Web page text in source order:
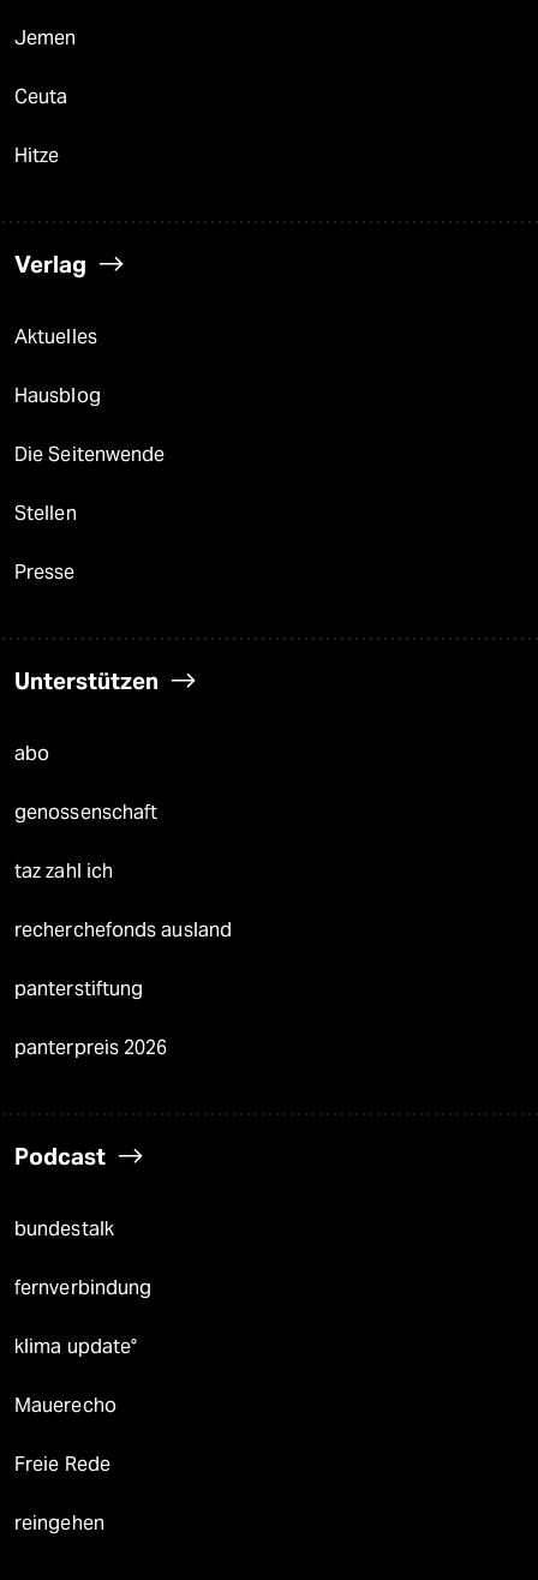
Jemen
Ceuta
Hitze
Verlag
Aktuelles
Hausblog
Die Seitenwende
Stellen
Presse
Unterstützen
abo
genossenschaft
taz zahl ich
recherchefonds ausland
panterstiftung
panterpreis 2026
Podcast
bundestalk
fernverbindung
klima update°
Mauerecho
Freie Rede
reingehen